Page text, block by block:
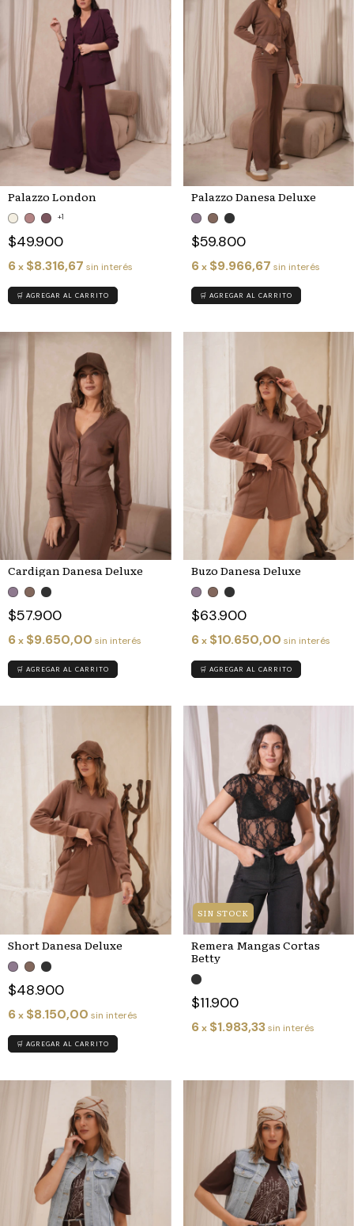
Palazzo London
+1
$49.900
6x $8.316,67 sin interés
🛒 AGREGAR AL CARRITO
Palazzo Danesa Deluxe
$59.800
6 x $9.966,67 sin interés
🛒 AGREGAR AL CARRITO
Cardigan Danesa Deluxe
$57.900
6x $9.650,00 sin interés
🛒 AGREGAR AL CARRITO
Buzo Danesa Deluxe
$63.900
6 x $10.650,00 sin interés
🛒 AGREGAR AL CARRITO
Short Danesa Deluxe
$48.900
6x $8.150,00 sin interés
🛒 AGREGAR AL CARRITO
SIN STOCK
Remera Mangas Cortas
Betty
$11.900
6 x $1.983,33 sin interés